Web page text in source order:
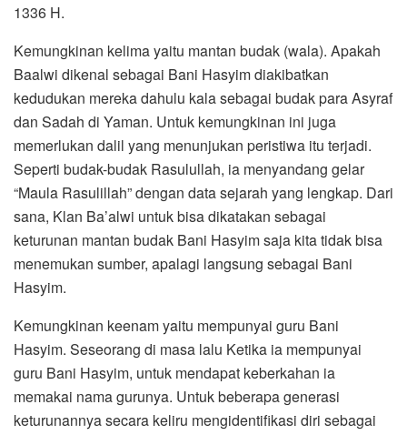
1336 H.
Kemungkinan kelima yaitu mantan budak (wala). Apakah
Baalwi dikenal sebagai Bani Hasyim diakibatkan
kedudukan mereka dahulu kala sebagai budak para Asyraf
dan Sadah di Yaman. Untuk kemungkinan ini juga
memerlukan dalil yang menunjukan peristiwa itu terjadi.
Seperti budak-budak Rasulullah, ia menyandang gelar
“Maula Rasulillah” dengan data sejarah yang lengkap. Dari
sana, Klan Ba’alwi untuk bisa dikatakan sebagai
keturunan mantan budak Bani Hasyim saja kita tidak bisa
menemukan sumber, apalagi langsung sebagai Bani
Hasyim.
Kemungkinan keenam yaitu mempunyai guru Bani
Hasyim. Seseorang di masa lalu Ketika ia mempunyai
guru Bani Hasyim, untuk mendapat keberkahan ia
memakai nama gurunya. Untuk beberapa generasi
keturunannya secara keliru mengidentifikasi diri sebagai